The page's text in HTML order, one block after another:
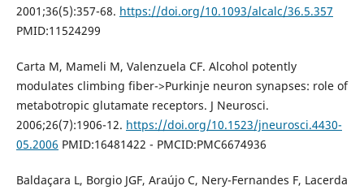
2001;36(5):357-68. https://doi.org/10.1093/alcalc/36.5.357
PMID:11524299
Carta M, Mameli M, Valenzuela CF. Alcohol potently
modulates climbing fiber->Purkinje neuron synapses: role of
metabotropic glutamate receptors. J Neurosci.
2006;26(7):1906-12. https://doi.org/10.1523/jneurosci.4430-
05.2006 PMID:16481422 - PMCID:PMC6674936
Baldaçara L, Borgio JGF, Araújo C, Nery-Fernandes F, Lacerda